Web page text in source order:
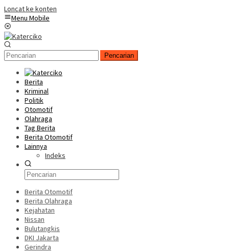
Loncat ke konten
Menu Mobile
Pencarian
Berita
Kriminal
Politik
Otomotif
Olahraga
Tag Berita
Berita Otomotif
Lainnya
Indeks
Berita Otomotif
Berita Olahraga
Kejahatan
Nissan
Bulutangkis
DKI Jakarta
Gerindra